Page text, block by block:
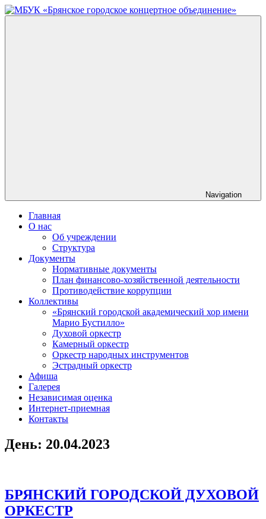
Skip
to
Navigation
Главная
О нас
Об учреждении
Структура
Документы
Нормативные документы
План финансово-хозяйственной деятельности
Противодействие коррупции
Коллективы
«Брянский городской академический хор имени
Марио Бустилло»
Духовой оркестр
Камерный оркестр
Оркестр народных инструментов
Эстрадный оркестр
Афиша
Галерея
Независимая оценка
Интернет-приемная
Контакты
День: 20.04.2023
БРЯНСКИЙ ГОРОДСКОЙ ДУХОВОЙ
ОРКЕСТР